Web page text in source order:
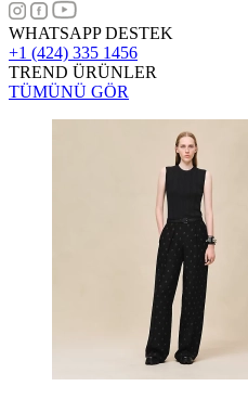
WHATSAPP DESTEK
+1 (424) 335 1456
TREND ÜRÜNLER
TÜMÜNÜ GÖR